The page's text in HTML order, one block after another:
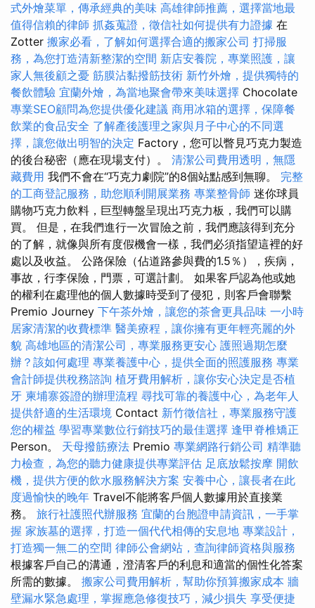
式外燴菜單，傳承經典的美味 高雄律師推薦，選擇當地最
值得信賴的律師 抓姦蒐證，徵信社如何提供有力證據 在
Zotter 搬家必看，了解如何選擇合適的搬家公司 打掃服
務，為您打造清新整潔的空間 新店安養院，專業照護，讓
家人無後顧之憂 筋膜沾黏撥筋技術 新竹外燴，提供獨特的
餐飲體驗 宜蘭外燴，為當地聚會帶來美味選擇 Chocolate
專業SEO顧問為您提供優化建議 商用冰箱的選擇，保障餐
飲業的食品安全 了解產後護理之家與月子中心的不同選
擇，讓您做出明智的決定 Factory，您可以瞥見巧克力製造
的後台秘密（應在現場支付）。 清潔公司費用透明，無隱
藏費用 我們不會在“巧克力劇院”的8個站點感到無聊。 完整
的工商登記服務，助您順利開展業務 專業整骨師 迷你球員
購物巧克力飲料，巨型轉盤呈現出巧克力板，我們可以購
買。 但是，在我們進行一次冒險之前，我們應該得到充分
的了解，就像與所有度假機會一樣，我們必須指望這裡的好
處以及收益。 公路保險（佔道路參與費的1.5％），疾病，
事故，行李保險，門票，可選計劃。 如果客戶認為他或她
的權利在處理他的個人數據時受到了侵犯，則客戶會聯繫
Premio Journey 下午茶外燴，讓您的茶會更具品味 一小時
居家清潔的收費標準 醫美療程，讓你擁有更年輕亮麗的外
貌 高雄地區的清潔公司，專業服務更安心 護照過期怎麼
辦？該如何處理 專業養護中心，提供全面的照護服務 專業
會計師提供稅務諮詢 植牙費用解析，讓你安心決定是否植
牙 柬埔寨簽證的辦理流程 尋找可靠的養護中心，為老年人
提供舒適的生活環境 Contact 新竹徵信社，專業服務守護
您的權益 學習專業數位行銷技巧的最佳選擇 逢甲脊椎矯正
Person。 天母撥筋療法 Premio 專業網路行銷公司 精準聽
力檢查，為您的聽力健康提供專業評估 足底放鬆按摩 開飲
機，提供方便的飲水服務解決方案 安養中心，讓長者在此
度過愉快的晚年 Travel不能將客戶個人數據用於直接業
務。 旅行社護照代辦服務 宜蘭的台胞證申請資訊，一手掌
握 家族墓的選擇，打造一個代代相傳的安息地 專業設計，
打造獨一無二的空間 律師公會網站，查詢律師資格與服務
根據客戶自己的溝通，澄清客戶的利息和適當的個性化答案
所需的數據。 搬家公司費用解析，幫助你預算搬家成本 牆
壁漏水緊急處理，掌握應急修復技巧，減少損失 享受便捷